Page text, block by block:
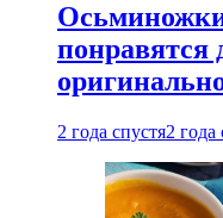
2 года спустя2 года